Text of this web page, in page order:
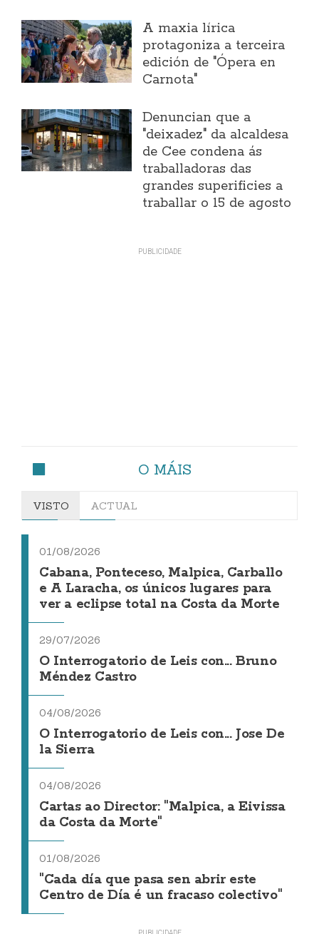
A maxia lírica
protagoniza a terceira
edición de "Ópera en
Carnota"
Denuncian que a
"deixadez" da alcaldesa
de Cee condena ás
traballadoras das
grandes superificies a
traballar o 15 de agosto
O MÁIS
VISTO ACTUAL
01/08/2026
Cabana, Ponteceso, Malpica, Carballo
e A Laracha, os únicos lugares para
ver a eclipse total na Costa da Morte
29/07/2026
O Interrogatorio de Leis con... Bruno
Méndez Castro
04/08/2026
O Interrogatorio de Leis con... Jose De
la Sierra
04/08/2026
Cartas ao Director: "Malpica, a Eivissa
da Costa da Morte"
01/08/2026
"Cada día que pasa sen abrir este
Centro de Día é un fracaso colectivo"